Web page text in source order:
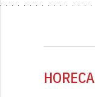
HORECA